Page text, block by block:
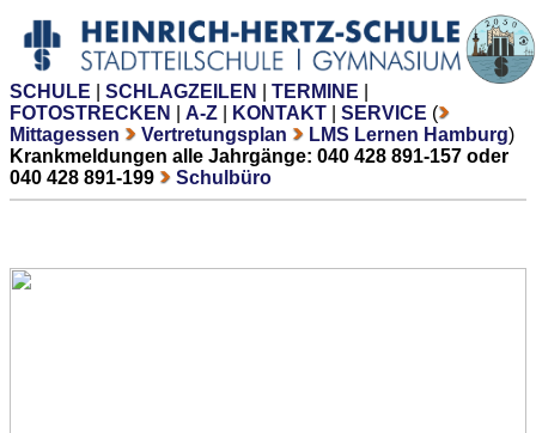
SCHULE SCHLAGZEILEN TERMINE
FOTOSTRECKEN
A-Z KONTAKT SERVICE (
Mittagessen
Vertretungsplan LMS Lernen Hamburg)
Krankmeldungen alle Jahrgänge: 040 428 891-157 oder
040 428 891-199
Schulbüro